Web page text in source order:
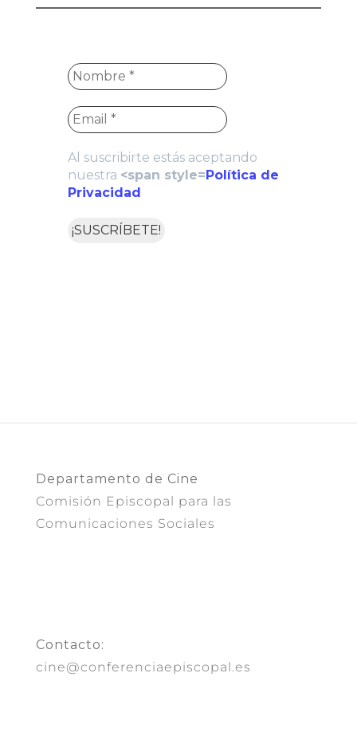
Al suscribirte estás aceptando
nuestra <span style=Política de
Privacidad
Departamento de Cine
Comisión Episcopal para las
Comunicaciones Sociales
Contacto:
cine@conferenciaepiscopal.es